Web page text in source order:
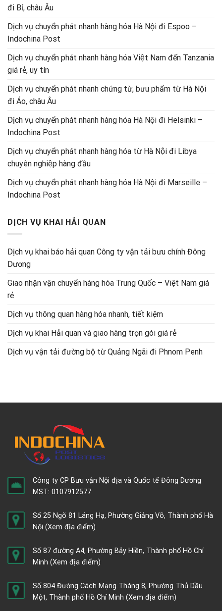
đi Bỉ, châu Âu
Dịch vụ chuyển phát nhanh hàng hóa Hà Nội đi Espoo –
Indochina Post
Dịch vụ chuyển phát nhanh hàng hóa Việt Nam đến Tanzania
giá rẻ, uy tín
Dịch vụ chuyển phát nhanh chứng từ, bưu phẩm từ Hà Nội
đi Áo, châu Âu
Dịch vụ chuyển phát nhanh hàng hóa Hà Nội đi Helsinki –
Indochina Post
Dịch vụ chuyển phát nhanh hàng hóa từ Hà Nội đi Libya
chuyên nghiệp hàng đầu
Dịch vụ chuyển phát nhanh hàng hóa Hà Nội đi Marseille –
Indochina Post
DỊCH VỤ KHAI HẢI QUAN
Dịch vụ khai báo hải quan Công ty vận tải bưu chính Đông
Dương
Giao nhận vận chuyển hàng hóa Trung Quốc – Việt Nam giá
rẻ
Dịch vụ thông quan hàng hóa nhanh, tiết kiệm
Dịch vụ khai Hải quan và giao hàng trọn gói giá rẻ
Dịch vụ vận tải đường bộ từ Quảng Ngãi đi Phnom Penh
Công ty CP Bưu vận Nội địa và Quốc tế Đông Dương
MST: 0107912577
Số 25 Ngõ 81 Láng Hạ, Phường Giảng Võ, Thành phố Hà
Nội (Xem địa điểm)
Số 87 đường A4, Phường Bảy Hiền, Thành phố Hồ Chí
Minh (Xem địa điểm)
Số 804 Đường Cách Mạng Tháng 8, Phường Thủ Dầu
Một, Thành phố Hồ Chí Minh (Xem địa điểm)